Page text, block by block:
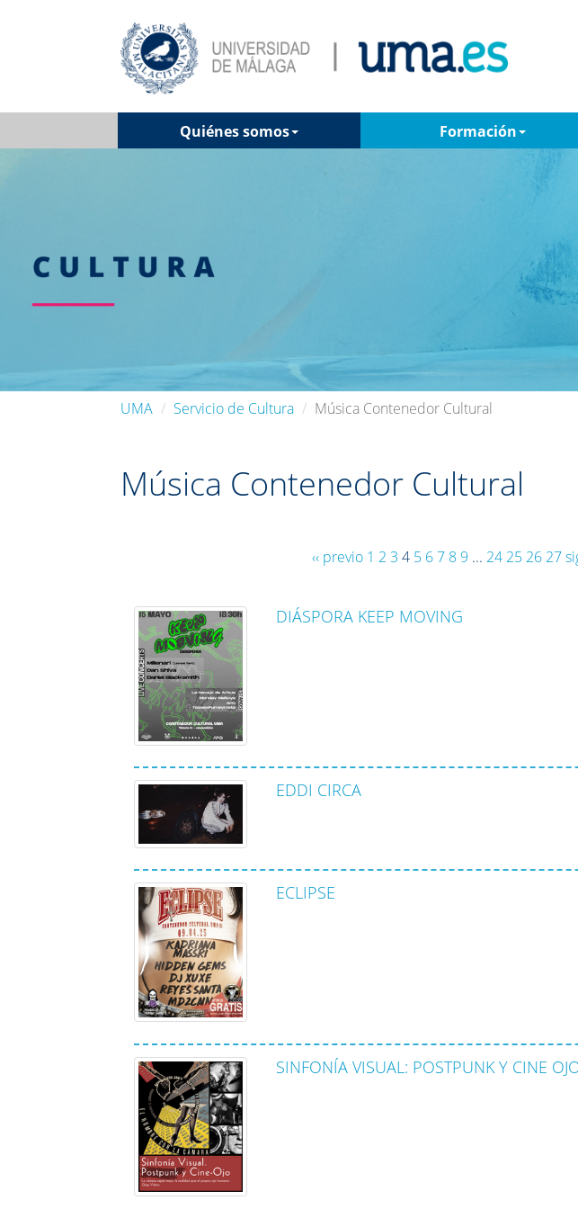
Quiénes somos Formación
UMA Servicio de Cultura Música Contenedor Cultural
Música Contenedor Cultural
‹‹ previo 1 2 3 4 5 67 8 9 ... 24 25 26 27
DIÁSPORA KEEP MOVING
EDDI CIRCA
ECLIPSE
SINFONÍA VISUAL: POSTPUNK Y CINE